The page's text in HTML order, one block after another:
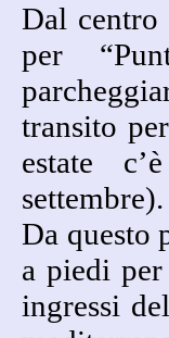
Dal centro
per
transito
estate
settembre).
Da questo
a piedi
ingressi